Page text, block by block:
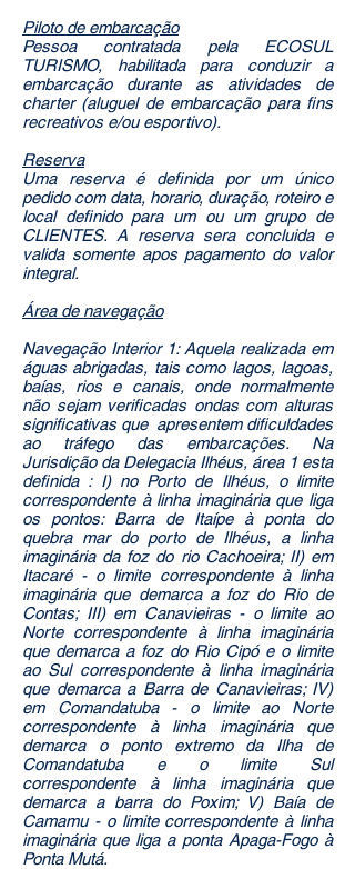
Piloto de embarcação
Pessoa contratada pela ECOSUL
TURISMO, habilitada para conduzir a
embarcação durante as atividades de
charter (aluguel de embarcação para fins
recreativos e/ou esportivo).
Reserva
Uma reserva é definida por um único
pedido com data, horario, duração, roteiro e
local definido para um ou um grupo de
CLIENTES. A reserva sera concluida e
valida somente apos pagamento do valor
integral.
Área de navegação
Navegação Interior 1: Aquela realizada em
águas abrigadas, tais como lagos, lagoas,
baías, rios e canais, onde normalmente
não sejam verificadas ondas com alturas
significativas que apresentem dificuldades
ao tráfego das embarcações. Na
Jurisdição da Delegacia Ilhéus, área 1 esta
definida : I) no Porto de Ilhéus, o limite
correspondente à linha imaginária que liga
os pontos: Barra de Itaípe à ponta do
quebra mar do porto de Ilhéus, a linha
imaginária da foz do rio Cachoeira; II) em
Itacaré - o limite correspondente à linha
imaginária que demarca a foz do Rio de
Contas; III) em Canavieiras - o limite ao
Norte correspondente à linha imaginária
que demarca a foz do Rio Cipó e o limite
ao Sul correspondente à linha imaginária
que demarca a Barra de Canavieiras; IV)
em Comandatuba - o limite ao Norte
correspondente à linha imaginária que
demarca o ponto extremo da Ilha de
Comandatuba e o limite Sul
correspondente à linha imaginária que
demarca a barra do Poxim; V) Baía de
Camamu - o limite correspondente à linha
imaginária que liga a ponta Apaga-Fogo à
Ponta Mutá.